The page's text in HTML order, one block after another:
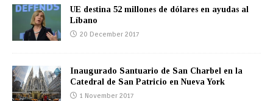
UE destina 52 millones de dólares en ayudas al
Líbano
20 December 2017
Inaugurado Santuario de San Charbel en la
Catedral de San Patricio en Nueva York
1 November 2017